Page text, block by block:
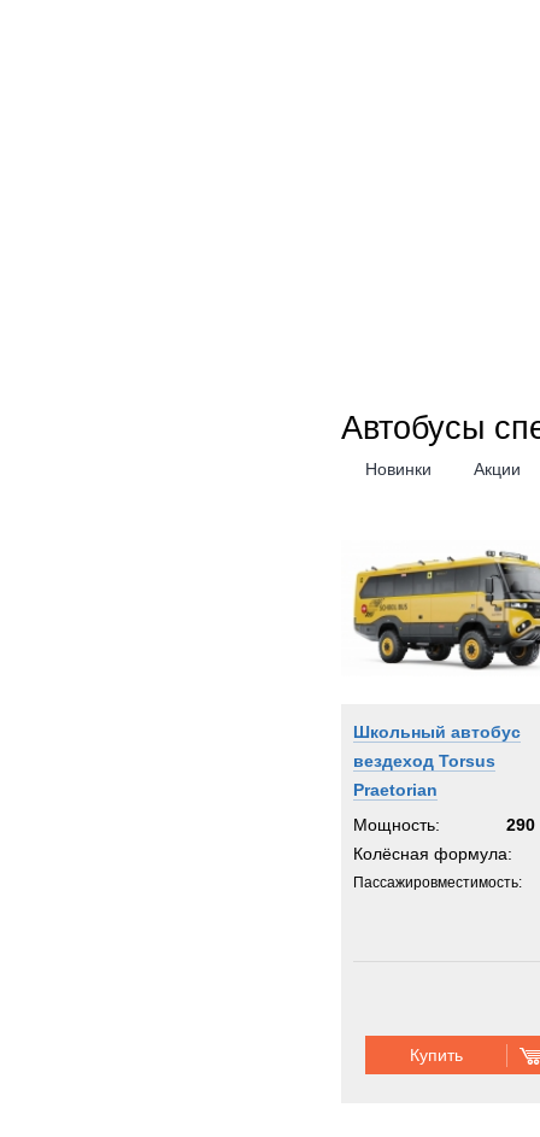
Автобусы
Новинки Акции
Школьный автобус
вездеход Torsus
Praetorian
Мощность:
290
Колёсная формула:
Пассажировместимость:
Купить